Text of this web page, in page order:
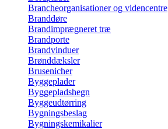
Brancheorganisationer og videncentre
Branddøre
Brandimprægneret træ
Brandporte
Brandvinduer
Brønddæksler
Brusenicher
Byggeplader
Byggepladshegn
Byggeudtørring
Bygningsbeslag
Bygningskemikalier